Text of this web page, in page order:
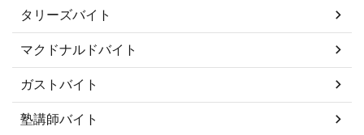
タリーズバイト
マクドナルドバイト
ガストバイト
塾講師バイト